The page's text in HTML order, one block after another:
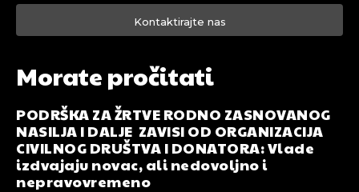
Kontaktirajte nas
Morate pročitati
PODRŠKA ZA ŽRTVE RODNO ZASNOVANOG
NASILJA I DALJE ZAVISI OD ORGANIZACIJA
CIVILNOG DRUŠTVA I DONATORA: Vlade
izdvajaju novac, ali nedovoljno i
nepravovremeno